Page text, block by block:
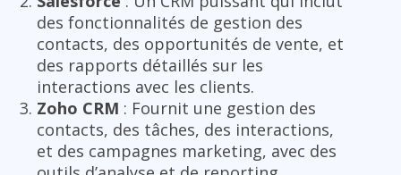
des fonctionnalités de gestion des
contacts, des opportunités de vente, et
des rapports détaillés sur les
interactions avec les clients.
Zoho CRM : Fournit une gestion des
contacts, des tâches, des interactions,
et des campagnes marketing, avec des